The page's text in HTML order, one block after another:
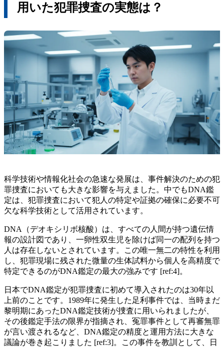
用いた犯罪捜査の実態は？
科学技術や情報化社会の急速な発展は、事件解決のための犯
罪捜査においても大きな影響を与えました。中でもDNA鑑
定は、犯罪捜査において犯人の特定や証拠の確保に必要不可
欠な科学技術として活用されています。
DNA（デオキシリボ核酸）は、すべての人間が持つ遺伝情
報の設計図であり、一卵性双生児を除けば同一の配列を持つ
人は存在しないとされています。この唯一無二の特性を利用
し、犯罪現場に残された微量の生体試料から個人を高精度で
特定できるのがDNA鑑定の最大の強みです [ref:4]。
日本でDNA鑑定が犯罪捜査に初めて導入されたのは30年以
上前のことです。1989年に発生した足利事件では、当時まだ
黎明期にあったDNA鑑定技術が捜査に用いられましたが、
その後鑑定手法の限界が指摘され、冤罪事件として再審無罪
が言い渡されるなど、DNA鑑定の精度と運用方法に大きな
議論が巻き起こりました [ref:3]。この事件を教訓として、日